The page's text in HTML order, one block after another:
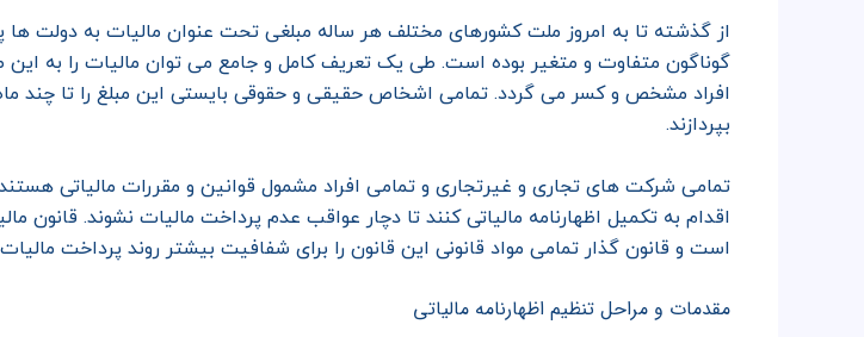
از گذشته تا به امروز ملت کشورهای مختلف هر ساله مبلغی تحت عنوان مالیات به دولت ها
گوناگون متفاوت و متغیر بوده است. طی یک تعریف کامل و جامع می توان مالیات را به این
افراد مشخص و کسر می گردد. تمامی اشخاص حقیقی و حقوقی بایستی این مبلغ را تا چند ماه
بپردازند.
تمامی شرکت های تجاری و غیرتجاری و تمامی افراد مشمول قوانین و مقررات مالیاتی
اقدام به تکمیل اظهارنامه مالیاتی کنند تا دچار عواقب عدم پرداخت مالیات نشوند.
است و قانون گذار تمامی مواد قانونی این قانون را برای شفافیت بیشتر روند پرداخت
مقدمات و مراحل تنظیم اظهارنامه مالیاتی